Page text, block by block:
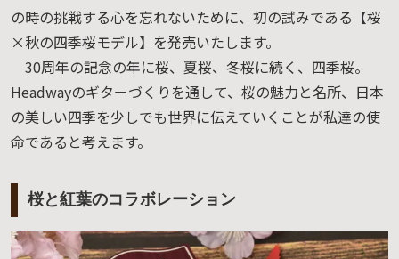
の時の挑戦する心を忘れないために、初の試みである【桜
×秋の四季桜モデル】を発売いたします。
30周年の記念の年に桜、夏桜、冬桜に続く、四季桜。
Headwayのギターづくりを通して、桜の魅力と名所、日本
の美しい四季を少しでも世界に伝えていくことが私達の使
命であると考えます。
桜と紅葉のコラボレーション